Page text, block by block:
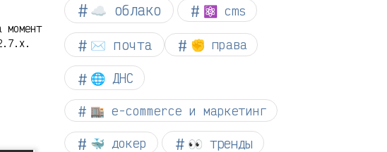
момент
☁︎ облако ⚛ cms
✉️ почта ✊ права
🌐 ДНС
🏬 e-commerce и маркетинг
🐳 докер 👀 тренды